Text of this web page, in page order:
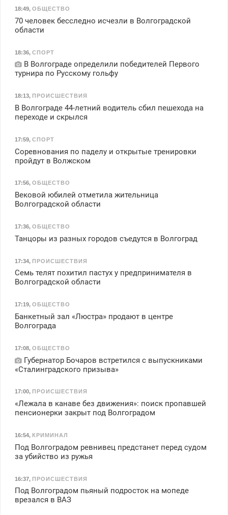
18:49, ОБЩЕСТВО
70 человек бесследно исчезли в Волгоградской
области
18:36, СПОРТ
В Волгограде определили победителей Первого
турнира по Русскому гольфу
18:13, ПРОИСШЕСТВИЯ
В Волгограде 44-летний водитель сбил пешехода на
переходе и скрылся
17:59, СПОРТ
Соревнования по паделу и открытые тренировки
пройдут в Волжском
17:56, ОБЩЕСТВО
Вековой юбилей отметила жительница
Волгоградской области
17:36, ОБЩЕСТВО
Танцоры из разных городов съедутся в Волгоград
17:34, ПРОИСШЕСТВИЯ
Семь телят похитил пастух у предпринимателя в
Волгоградской области
17:19, ОБЩЕСТВО
Банкетный зал «Люстра» продают в центре
Волгограда
17:08, ОБЩЕСТВО
Губернатор Бочаров встретился с выпускниками
«Сталинградского призыва»
17:00, ПРОИСШЕСТВИЯ
«Лежала в канаве без движения»: поиск пропавшей
пенсионерки закрыт под Волгоградом
16:54, КРИМИНАЛ
Под Волгоградом ревнивец предстанет перед судом
за убийство из ружья
16:37, ПРОИСШЕСТВИЯ
Под Волгоградом пьяный подросток на мопеде
врезался в ВАЗ